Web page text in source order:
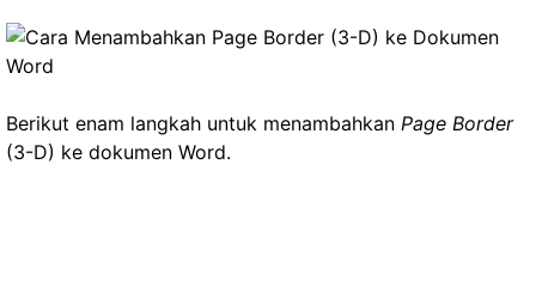
Berikut enam langkah untuk menambahkan Page Border
(3-D) ke dokumen Word.